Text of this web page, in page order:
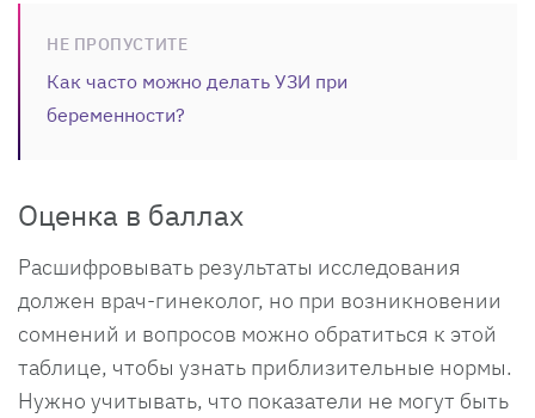
НЕ ПРОПУСТИТЕ
Как часто можно делать УЗИ при
беременности?
Оценка в баллах
Расшифровывать результаты исследования
должен врач-гинеколог, но при возникновении
сомнений и вопросов можно обратиться к этой
таблице, чтобы узнать приблизительные нормы.
Нужно учитывать, что показатели не могут быть